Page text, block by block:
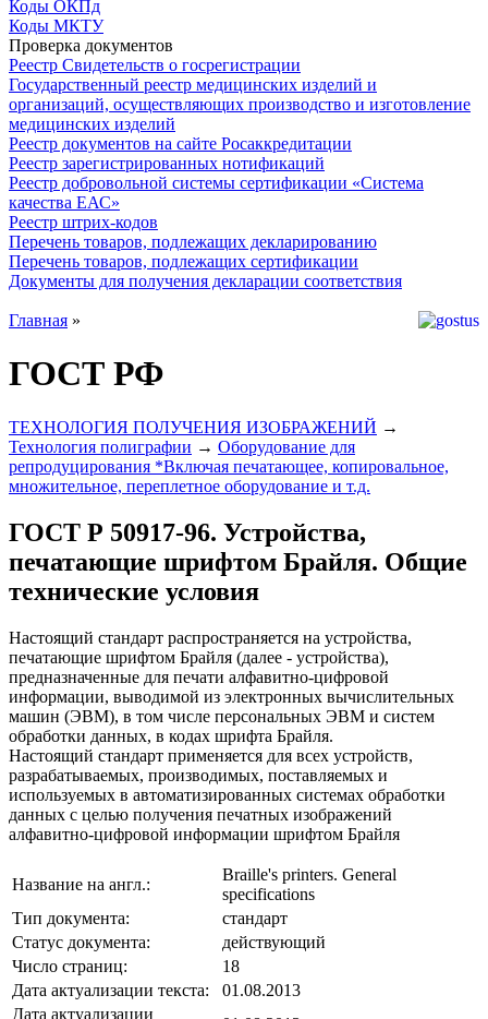
Коды ОКПд
Коды МКТУ
Проверка документов
Реестр Свидетельств о госрегистрации
Государственный реестр медицинских изделий и
организаций, осуществляющих производство и изготовление
медицинских изделий
Реестр документов на сайте Росаккредитации
Реестр зарегистрированных нотификаций
Реестр добровольной системы сертификации «Система
качества ЕАС»
Реестр штрих-кодов
Перечень товаров, подлежащих декларированию
Перечень товаров, подлежащих сертификации
Документы для получения декларации соответствия
Главная »
ГОСТ РФ
ТЕХНОЛОГИЯ ПОЛУЧЕНИЯ ИЗОБРАЖЕНИЙ →
Технология полиграфии → Оборудование для
репродуцирования *Включая печатающее, копировальное,
множительное, переплетное оборудование и т.д.
ГОСТ Р 50917-96. Устройства,
печатающие шрифтом Брайля. Общие
технические условия
Настоящий стандарт распространяется на устройства,
печатающие шрифтом Брайля (далее - устройства),
предназначенные для печати алфавитно-цифровой
информации, выводимой из электронных вычислительных
машин (ЭВМ), в том числе персональных ЭВМ и систем
обработки данных, в кодах шрифта Брайля.
Настоящий стандарт применяется для всех устройств,
разрабатываемых, производимых, поставляемых и
используемых в автоматизированных системах обработки
данных с целью получения печатных изображений
алфавитно-цифровой информации шрифтом Брайля
Название на англ.:
Braille's printers. General
specifications
Тип документа:
стандарт
Статус документа:
действующий
Число страниц:
18
Дата актуализации текста:
01.08.2013
Дата актуализации